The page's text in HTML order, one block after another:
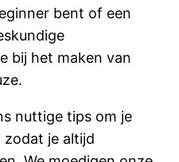
bent of een
bij het maken van
nuttige tips om je
je altijd